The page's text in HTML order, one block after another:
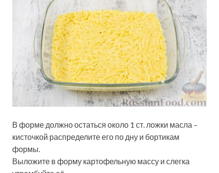
В форме должно остаться около 1 ст. ложки масла –
кисточкой распределите его по дну и бортикам
формы.
Выложите в форму картофельную массу и слегка